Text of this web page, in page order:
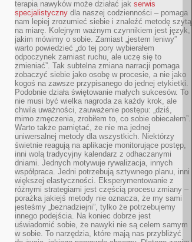
terapia nawyków może działać jak serwis
specjalistyczny dla naszej codzienności – pomaga
nam lepiej zrozumieć siebie i znaleźć metodę szytą
na miarę. Kolejnym ważnym czynnikiem jest język,
jakim mówimy o sobie. Zamiast „jestem leniwy”
warto powiedzieć „do tej pory wybierałem
odpoczynek zamiast ruchu, ale uczę się to
zmieniać”. Tak subtelna zmiana narracji pomaga
zobaczyć siebie jako osobę w procesie, a nie jako
kogoś na zawsze przypisanego do jednej etykietki.
Podobnie działa świętowanie małych sukcesów. To
nie musi być wielka nagroda za każdy krok, ale
chwila uważności, zauważenie postępu: „dziś,
mimo zmęczenia, zrobiłem to, co sobie obiecałem”.
Warto także pamiętać, że nie ma jednej
uniwersalnej metody dla wszystkich. Niektórzy
świetnie reagują na aplikacje monitorujące postęp,
inni wolą tradycyjny kalendarz z odhaczanymi
dniami. Jednych motywuje rywalizacja, innych
współpraca. Jedni potrzebują sztywnego planu, inni
większej elastyczności. Eksperymentowanie z
różnymi strategiami jest częścią procesu zmiany –
porażka jakiejś metody nie oznacza, że my sami
jesteśmy „beznadziejni”, tylko że potrzebujemy
innego podejścia. Na koniec dobrze jest
uświadomić sobie, że nawyki nie są celem samym
w sobie. To narzędzia, które mają nas przybliżyć